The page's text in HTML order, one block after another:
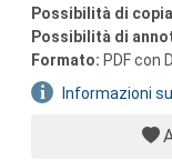
Possibilità di
Possibilità di
Formato: PDF con
Informazioni